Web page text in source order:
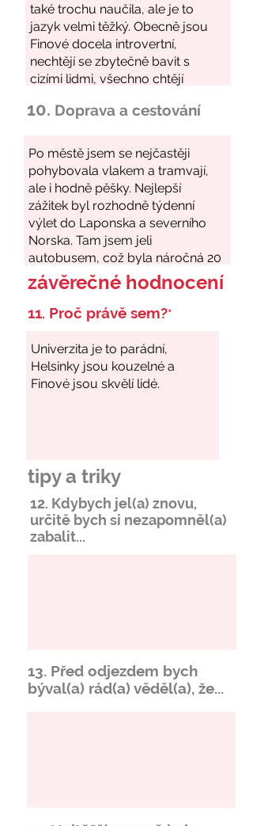
10. Doprava a cestování
závěrečné hodnocení
11. Proč právě sem?*
tipy a triky
12. Kdybych jel(a) znovu,
určitě bych si nezapomněl(a)
zabalit...
13. Před odjezdem bych
býval(a) rád(a) věděl(a), že...